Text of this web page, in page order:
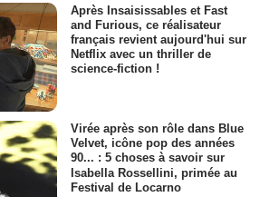
Après Insaisissables et Fast
and Furious, ce réalisateur
français revient aujourd'hui sur
Netflix avec un thriller de
science-fiction !
Virée après son rôle dans Blue
Velvet, icône pop des années
90... : 5 choses à savoir sur
Isabella Rossellini, primée au
Festival de Locarno